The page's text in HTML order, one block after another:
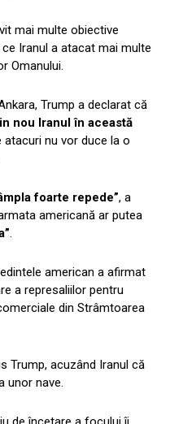
mai multe obiective
Iranul a atacat mai multe
Omanului.
Trump a declarat că
nou Iranul în această
atacuri nu vor duce la o
foarte repede”, a
americană ar putea
.
american a afirmat
a represaliilor pentru
din Strâmtoarea
Trump, acuzând Iranul că
unor nave.